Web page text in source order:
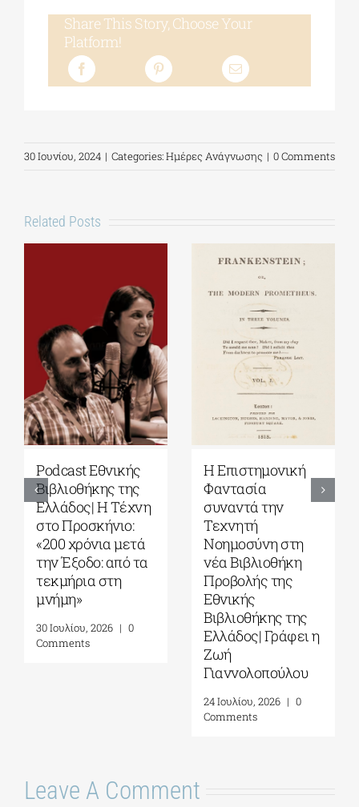
Share This Story, Choose Your
Platform!
30 Ιουνίου, 2024 | Categories:Ημέρες Ανάγνωσης | 0 Comments
Related Posts
Podcast Εθνικής
Βιβλιοθήκης της
Ελλάδος| Η Tέχνη
στο Προσκήνιο:
«200 χρόνια μετά
την Έξοδο: από τα
τεκμήρια στη
μνήμη»
30 Ιουλίου, 2026 | 0
Comments
Η Επιστημονική
Φαντασία
συναντά την
Τεχνητή
Νοημοσύνη στη
νέα Βιβλιοθήκη
Προβολής της
Εθνικής
Βιβλιοθήκης της
Ελλάδος| Γράφει η
Ζωή
Γιαννολοπούλου
24 Ιουλίου, 2026 | 0
Comments
Leave A Comment